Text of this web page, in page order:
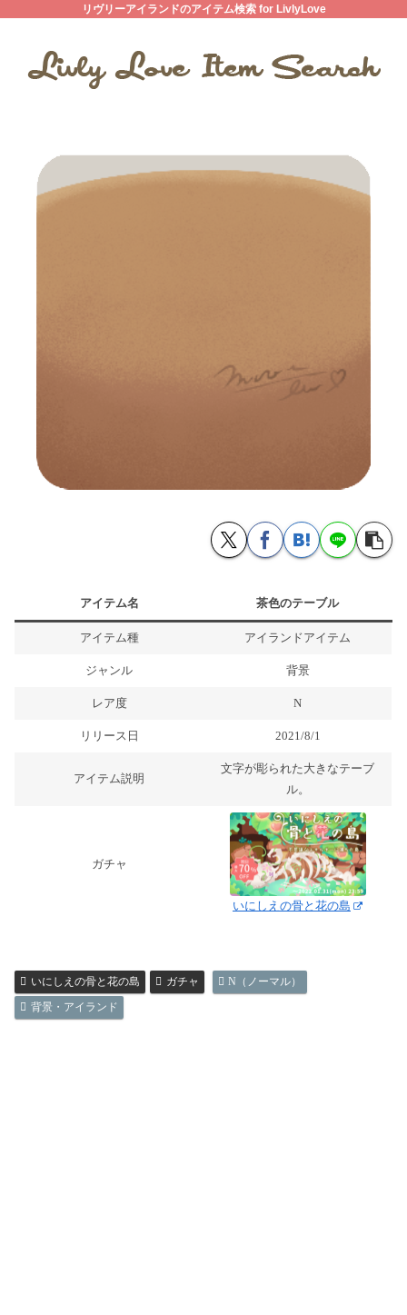
リヴリーアイランドのアイテム検索 for LivlyLove
アイテム名 茶色のテーブル
アイテム種 アイランドアイテム
ジャンル 背景
レア度 N
リリース日 2021/8/1
アイテム説明
文字が彫られた大きなテーブ
ル。
ガチャ
いにしえの骨と花の島
いにしえの骨と花の島 ガチャ
N（ノーマル）
背景・アイランド